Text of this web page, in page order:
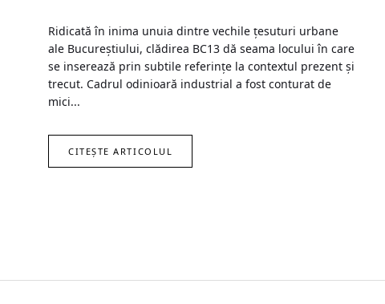
Ridicată în inima unuia dintre vechile țesuturi urbane
ale Bucureștiului, clădirea BC13 dă seama locului în care
se inserează prin subtile referințe la contextul prezent și
trecut. Cadrul odinioară industrial a fost conturat de
mici...
CITEȘTE ARTICOLUL